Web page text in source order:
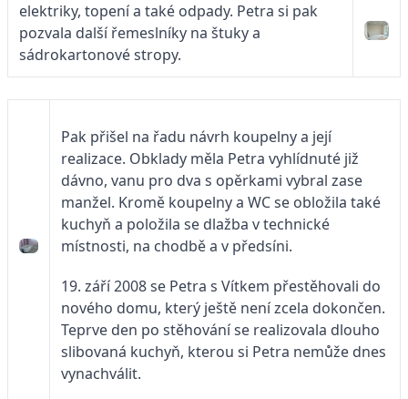
elektriky, topení a také odpady. Petra si pak
pozvala další řemeslníky na štuky a
sádrokartonové stropy.
Pak přišel na řadu návrh koupelny a její
realizace. Obklady měla Petra vyhlídnuté již
dávno, vanu pro dva s opěrkami vybral zase
manžel. Kromě koupelny a WC se obložila také
kuchyň a položila se dlažba v technické
místnosti, na chodbě a v předsíni.
19. září 2008 se Petra s Vítkem přestěhovali do
nového domu, který ještě není zcela dokončen.
Teprve den po stěhování se realizovala dlouho
slibovaná kuchyň, kterou si Petra nemůže dnes
vynachválit.